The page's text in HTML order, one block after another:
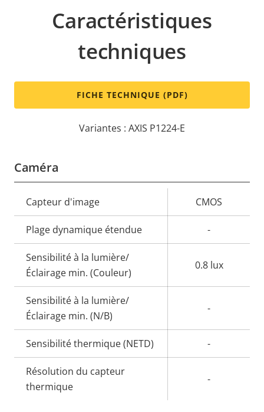
Caractéristiques
techniques
FICHE TECHNIQUE (PDF)
Variantes : AXIS P1224-E
Caméra
Description
de la
propriété
la
propriété
Capteur d'image CMOS
Plage dynamique étendue -
Sensibilité à la lumière/
Éclairage min. (Couleur)
0.8 lux
Sensibilité à la lumière/
Éclairage min. (N/B)
-
Sensibilité thermique (NETD) -
Résolution du capteur
thermique
-